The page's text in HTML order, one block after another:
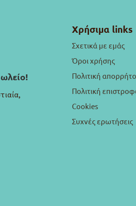
Χρήσιμα links
Σχετικά με εμάς
Όροι χρήσης
Πολιτική
Πολιτική
Cookies
Συχνές ερωτήσεις